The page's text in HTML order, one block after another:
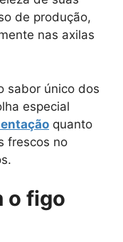
de produção,
nas axilas
sabor único dos
especial
quanto
frescos no
o figo